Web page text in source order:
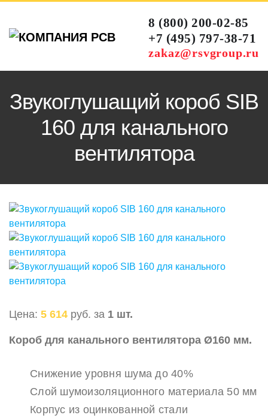
8 (800) 200-02-85
+7 (495) 797-38-71
zakaz@rsvgroup.ru
Звукоглушащий короб SIB
160 для канального
вентилятора
Цена: 5 614 руб. за 1 шт.
Короб для канального вентилятора Ø160 мм.
Снижение уровня шума до 40%
Слой шумоизоляционного материала 50 мм
Корпус из оцинкованной стали